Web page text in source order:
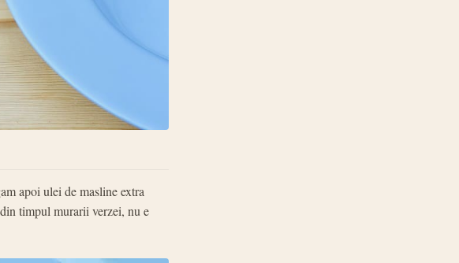
apoi ulei de masline extra
timpul murarii verzei, nu e